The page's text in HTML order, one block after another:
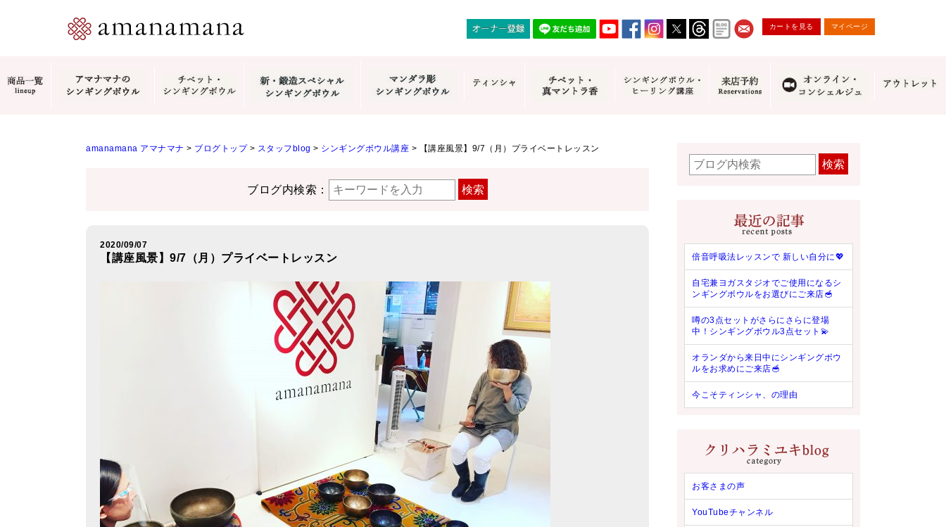
カートを見る マイページ
amanamana アマナマナ > ブログトップ> スタッフblog > シンギングボウル講座 > 【講座風景】9/7（月）プライベートレッスン
ブログ内検索： 検索
2020/09/07
【講座風景】9/7（月）プライベートレッスン
検索
倍音呼吸法レッスンで 新しい自分に💖
自宅兼ヨガスタジオでご使用になるシ
ンギングボウルをお選びにご来店🥣
噂の3点セットがさらにさらに登場
中！シンギングボウル3点セット💫
オランダから来日中にシンギングボウ
ルをお求めにご来店🥣
今こそティンシャ、の理由
お客さまの声
YouTubeチャンネル